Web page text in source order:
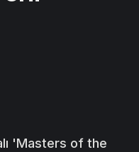
'Masters of the